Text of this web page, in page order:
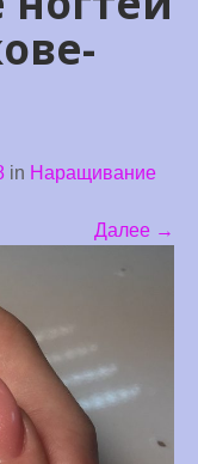
in Наращивание
Далее →